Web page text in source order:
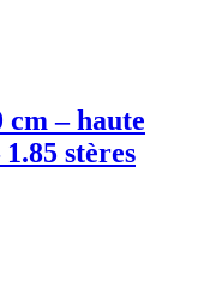
cm – haute
stères